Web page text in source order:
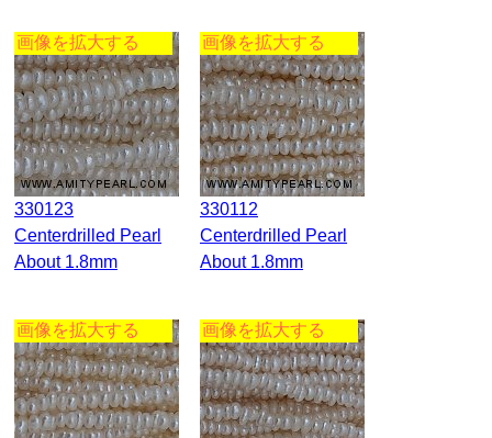
画像を拡大する
330123
Centerdrilled Pearl
About 1.8mm
画像を拡大する
330112
Centerdrilled Pearl
About 1.8mm
画像を拡大する 画像を拡大する